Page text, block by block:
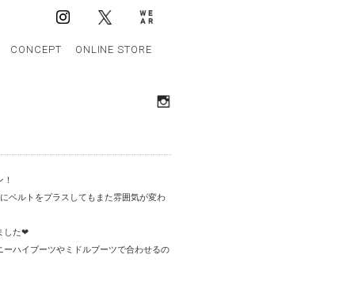
CONCEPT ONLINE STORE
ベルトをプラスしてもまた雰囲気が変わ
した❤︎
ハイブーツやミドルブーツで合わせるの